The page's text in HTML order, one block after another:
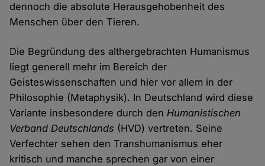
dennoch die absolute Herausgehobenheit des
Menschen über den Tieren.
Die Begründung des althergebrachten Humanismus
liegt generell mehr im Bereich der
Geisteswissenschaften und hier vor allem in der
Philosophie (Metaphysik). In Deutschland wird diese
Variante insbesondere durch denHumanistischen
Verband Deutschlands (HVD) vertreten. Seine
Verfechter sehen den Transhumanismus eher
kritisch und manche sprechen gar von einer